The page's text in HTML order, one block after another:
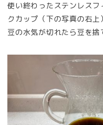
使い終わったステンレス
クカップ（下の写真の右
豆の水気が切れたら豆を捨